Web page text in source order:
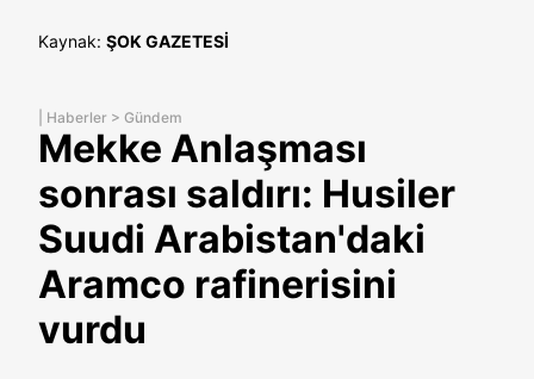
Kaynak: ŞOK GAZETESİ
Haberler > Gündem
Mekke Anlaşması
sonrası saldırı: Husiler
Suudi Arabistan'daki
Aramco rafinerisini
vurdu